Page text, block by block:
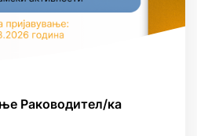
Раководител/ка